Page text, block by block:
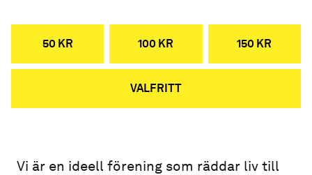
50 KR 100 KR 150 KR
VALFRITT
Vi är en ideell förening som räddar liv till